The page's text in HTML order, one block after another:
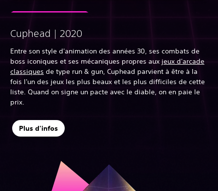
Cuphead | 2020
Entre son style d'animation des années 30, ses combats de
boss iconiques et ses mécaniques propres aux jeux d'arcade
classiques de type run & gun, Cuphead parvient à être à la
fois l'un des jeux les plus beaux et les plus difficiles de cette
liste. Quand on signe un pacte avec le diable, on en paie le
prix.
Plus d'infos